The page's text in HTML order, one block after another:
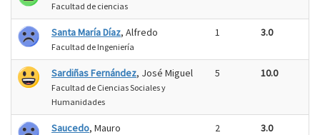
Facultad de ciencias
Santa María Díaz, Alfredo
Facultad de Ingeniería
1 3.0
Sardiñas Fernández, José Miguel
Facultad de Ciencias Sociales y
Humanidades
5 10.0
Saucedo, Mauro 2 3.0